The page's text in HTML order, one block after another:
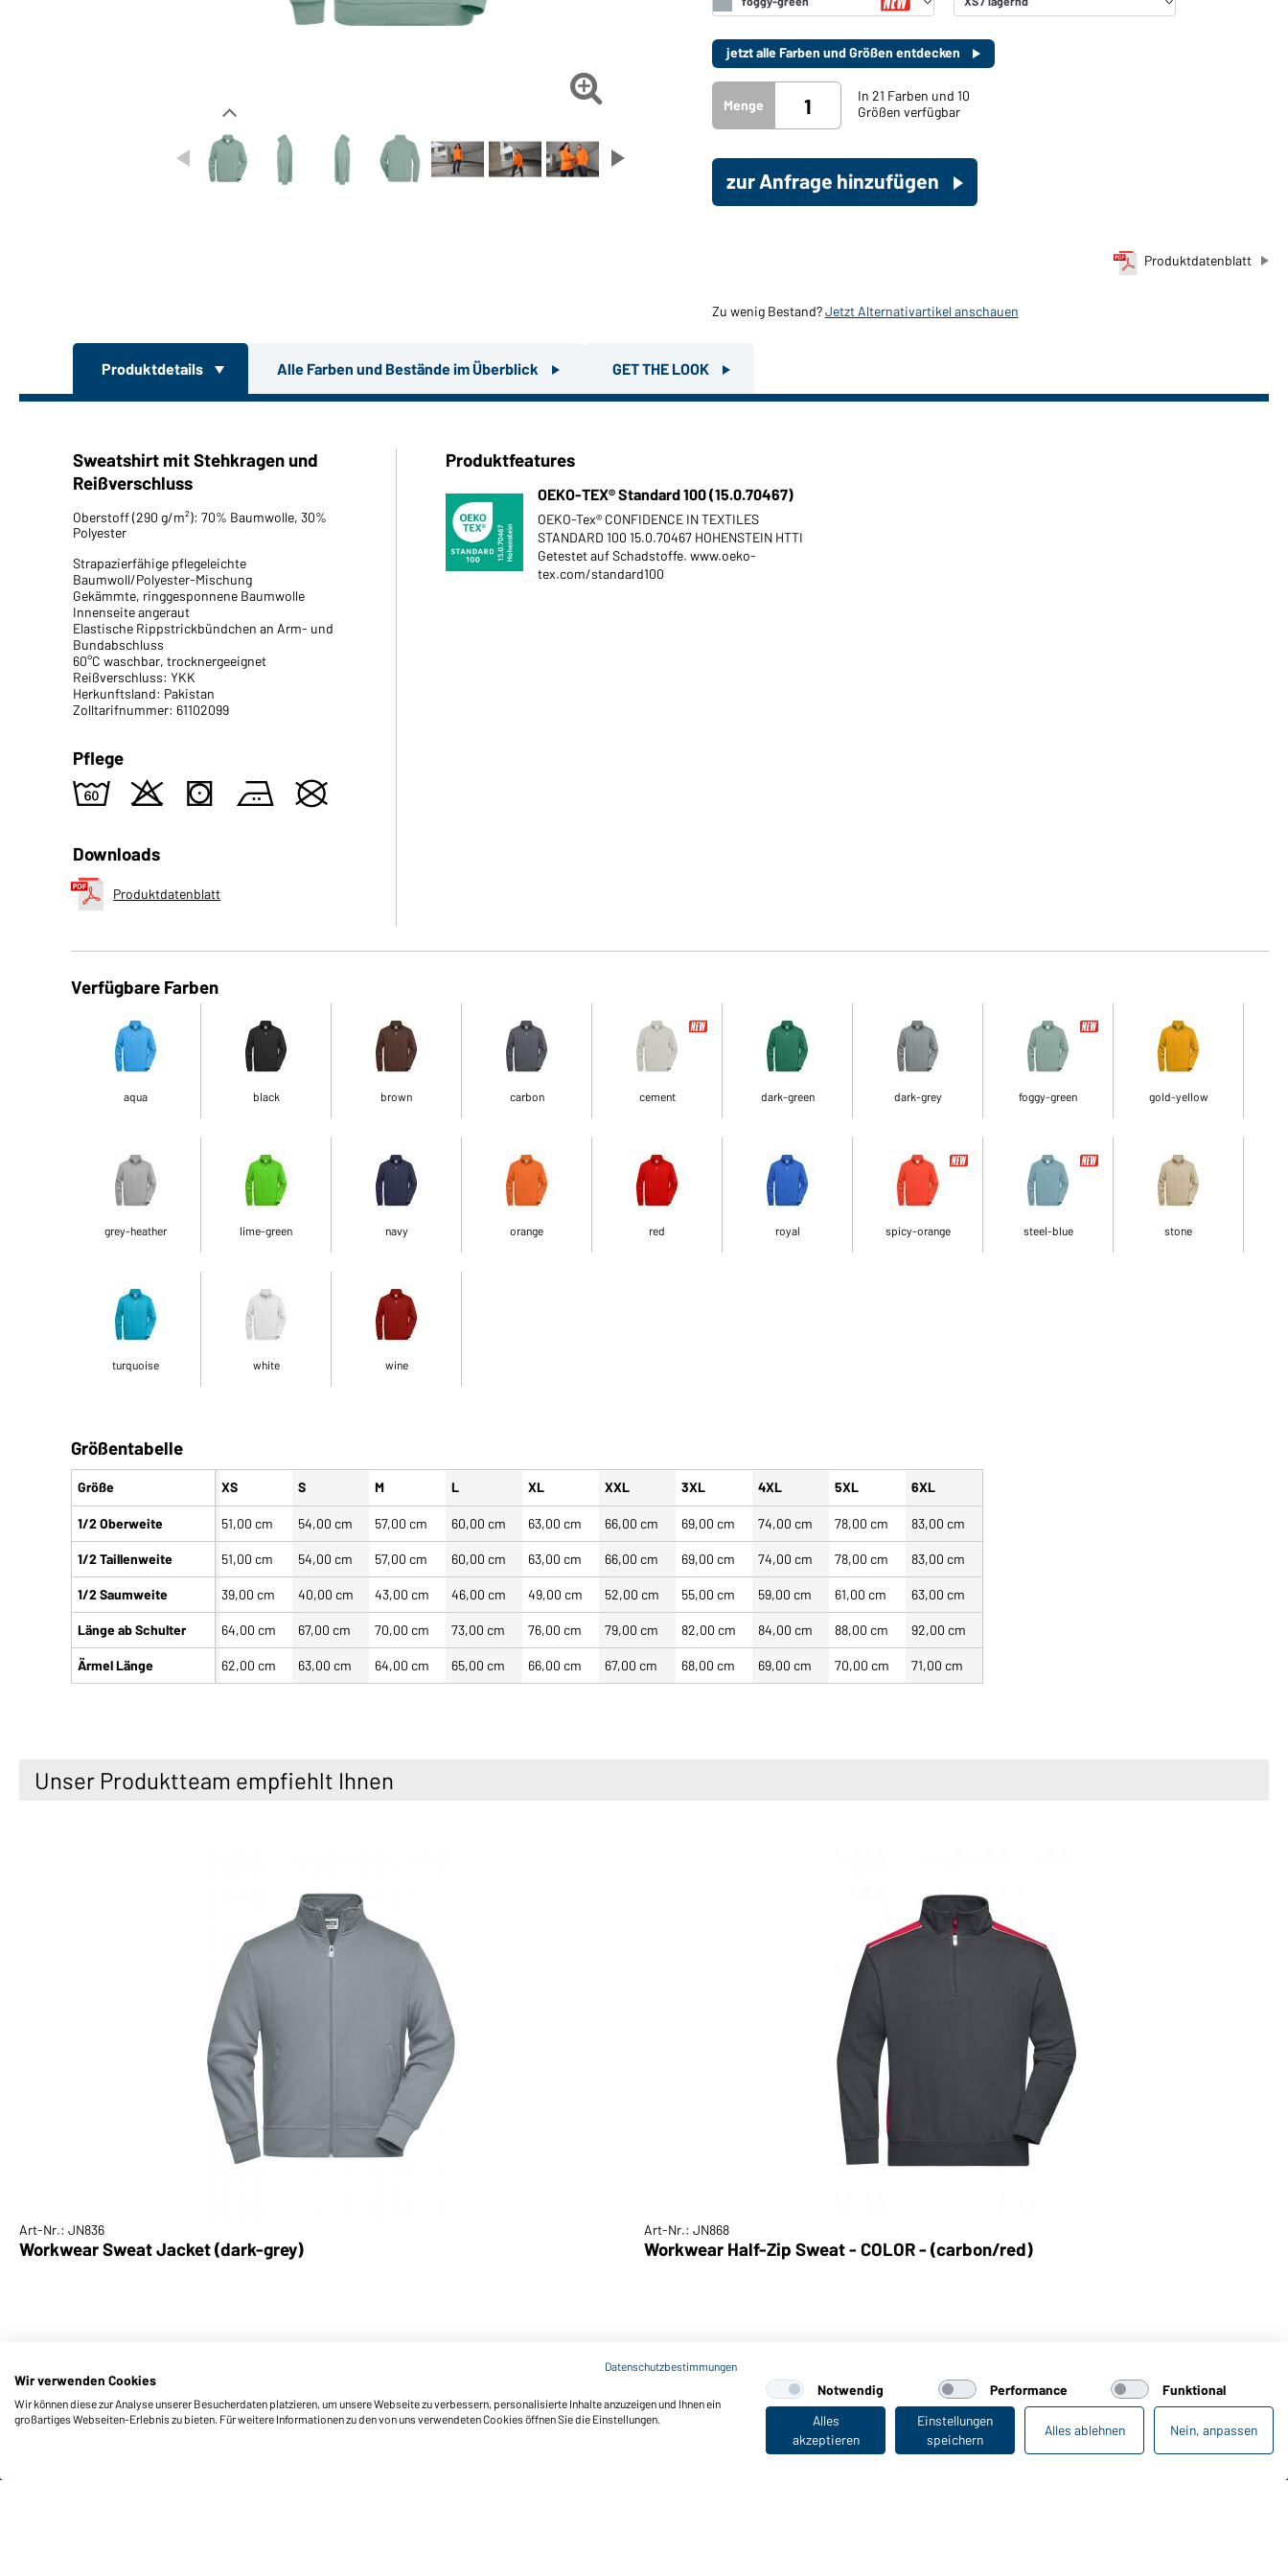

jetzt alle Farben und Größen entdecken
Menge
In 21 Farben und 10
Größen verfügbar
zur Anfrage hinzufügen
Produktdatenblatt
Zu wenig Bestand?Jetzt Alternativartikel anschauen
Produktdetails Alle Farben und Bestände im Überblick GET THE LOOK
Sweatshirt mit Stehkragen und
Reißverschluss
Oberstoff (290 g/m²): 70% Baumwolle, 30%
Polyester
Strapazierfähige pflegeleichte
Baumwoll/Polyester-Mischung
Gekämmte, ringgesponnene Baumwolle
Innenseite angeraut
Elastische Rippstrickbündchen an Arm- und
Bundabschluss
60°C waschbar, trocknergeeignet
Reißverschluss: YKK
Herkunftsland: Pakistan
Zolltarifnummer: 61102099
Pflege
4 o s b U
Downloads
Produktdatenblatt
Produktfeatures
OEKO-TEX® Standard 100 (15.0.70467)
OEKO-Tex® CONFIDENCE IN TEXTILES
STANDARD 100 15.0.70467 HOHENSTEIN HTTI
Getestet auf Schadstoffe. www.oeko-
tex.com/standard100
Verfügbare Farben
aqua black brown carbon cement dark-green dark-grey foggy-green gold-yellow
grey-heather lime-green navy orange red royal spicy-orange steel-blue stone
turquoise white wine
Größentabelle
Größe
1/2 Oberweite
1/2 Taillenweite
1/2 Saumweite
Länge ab Schulter
Ärmel Länge
XS S M L XL XXL 3XL 4XL 5XL 6XL
51,00 cm 54,00 cm 57,00 cm 60,00 cm 63,00 cm 66,00 cm 69,00 cm 74,00 cm 78,00 cm 83,00 cm
51,00 cm 54,00 cm 57,00 cm 60,00 cm 63,00 cm 66,00 cm 69,00 cm 74,00 cm 78,00 cm 83,00 cm
39,00 cm 40,00 cm 43,00 cm 46,00 cm 49,00 cm 52,00 cm 55,00 cm 59,00 cm 61,00 cm 63,00 cm
64,00 cm 67,00 cm 70,00 cm 73,00 cm 76,00 cm 79,00 cm 82,00 cm 84,00 cm 88,00 cm 92,00 cm
62,00 cm 63,00 cm 64,00 cm 65,00 cm 66,00 cm 67,00 cm 68,00 cm 69,00 cm 70,00 cm 71,00 cm
Unser Produktteam empfiehlt Ihnen
Art-Nr.: JN836
Workwear Sweat Jacket (dark-grey)
Art-Nr.: JN868
Workwear Half-Zip Sweat - COLOR - (carbon/red)
Zuletzt angesehen
Datenschutzbestimmungen
Wir verwenden Cookies
Wir können diese zur Analyse unserer Besucherdaten platzieren, um unsere Webseite zu verbessern, personalisierte Inhalte anzuzeigen und Ihnen ein
großartiges Webseiten-Erlebnis zu bieten. Für weitere Informationen zu den von uns verwendeten Cookies öffnen Sie die Einstellungen.
Notwendig Performance
Funktional
Alles
akzeptieren
Einstellungen
speichern
Alles ablehnen Nein, anpassen